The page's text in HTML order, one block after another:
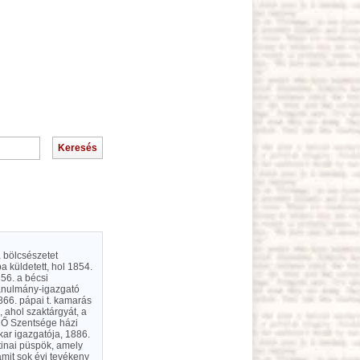
bölcsészetet
küldetett, hol 1854.
a bécsi
igazgató
pápai t. kamarás
ahol szaktárgyát, a
Szentsége házi
igazgatója, 1886.
püspök, amely
sok évi tevékeny